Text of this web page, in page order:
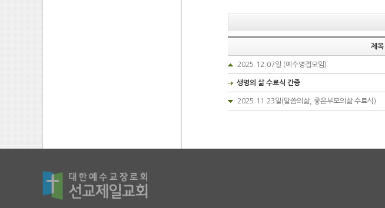
제목
2025.12.07일 (예수영접모임)
생명의 삶 수료식 간증
2025.11.23일(말씀의삶, 좋은부모의삶 수료식)